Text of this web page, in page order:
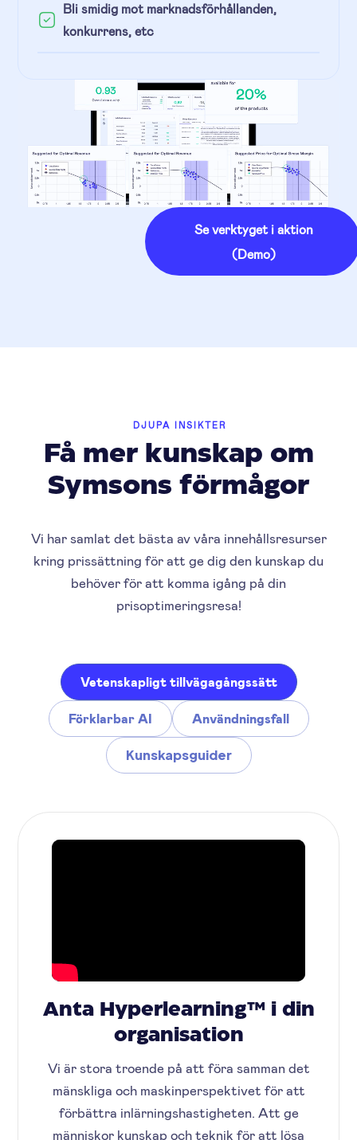
Bli smidig mot marknadsförhållanden,
konkurrens, etc
Se verktyget i aktion
(Demo)
DJUPA INSIKTER
Få mer kunskap om
Symsons förmågor
Vi har samlat det bästa av våra innehållsresurser
kring prissättning för att ge dig den kunskap du
behöver för att komma igång på din
prisoptimeringsresa!
Vetenskapligt tillvägagångssätt
Förklarbar AI Användningsfall
Kunskapsguider
Anta Hyperlearning™ i din
organisation
Vi är stora troende på att föra samman det
mänskliga och maskinperspektivet för att
förbättra inlärningshastigheten. Att ge
människor kunskap och teknik för att lösa